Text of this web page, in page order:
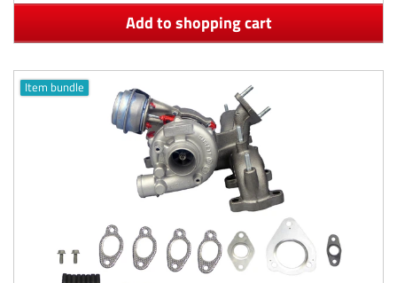
Add to shopping cart
Item bundle